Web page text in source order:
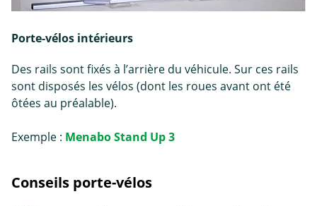
Porte-vélos intérieurs
Des rails sont fixés à l’arrière du véhicule. Sur ces rails
sont disposés les vélos (dont les roues avant ont été
ôtées au préalable).
Exemple : Menabo Stand Up 3
Conseils porte-vélos